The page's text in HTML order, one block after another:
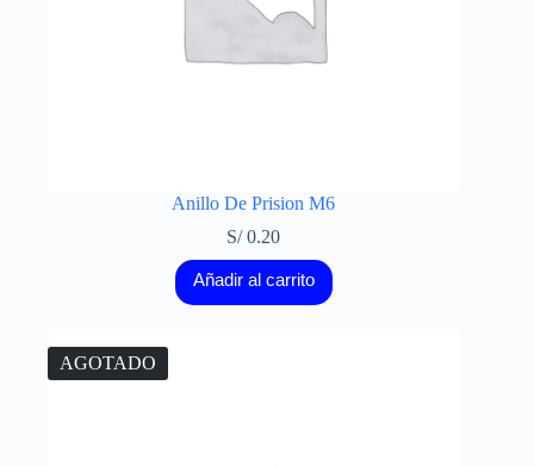
Anillo De Prision M6
S/0.20
Añadir al carrito
AGOTADO